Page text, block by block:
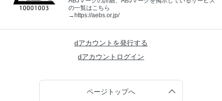
の一覧はこちら
→https://aebs.or.jp/
dアカウントを発行する
dアカウントログイン
ページトップへ